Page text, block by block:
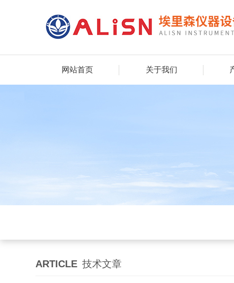
网站首页 关于我们
ARTICLE 技术文章